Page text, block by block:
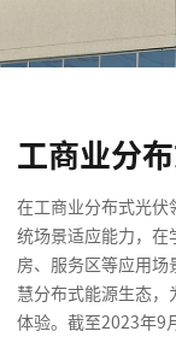
工商业分
在工商业分布式光
统场景适应能力，
房、服务区等应用
慧分布式能源生态
体验。截至2023年9